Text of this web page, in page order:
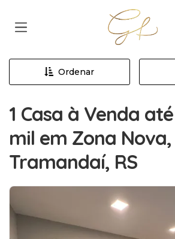
Página
Ordenar
1 Casa à Venda
mil em Zona Nova,
Tramandaí, RS